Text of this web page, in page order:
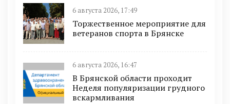
6 августа 2026, 17:49
Торжественное мероприятие для
ветеранов спорта в Брянске
6 августа 2026, 16:47
В Брянской области проходит
Неделя популяризации грудного
вскармливания